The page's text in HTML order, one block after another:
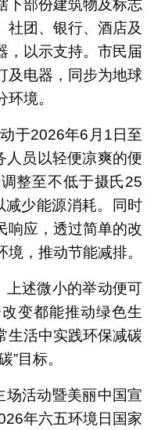
下部份建筑物及标志
社团、银行、酒店及
，以示支持。市民届
及电器，同步为地球
境。
于2026年6月1日至
人员以轻便凉爽的便
整至不低于摄氏25
减少能源消耗。同时
响应，透过简单的改
，推动节能减排。
上述微小的举动便可
变都能推动绿色生
生活中实践环保减碳
”目标。
场活动暨美丽中国宣
年六五环境日国家